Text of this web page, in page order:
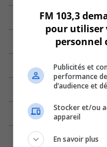
FM 103,3
pour utiliser
personnel
Publicités et
performance
d’audience et
Stocker et/ou
appareil
En savoir plus